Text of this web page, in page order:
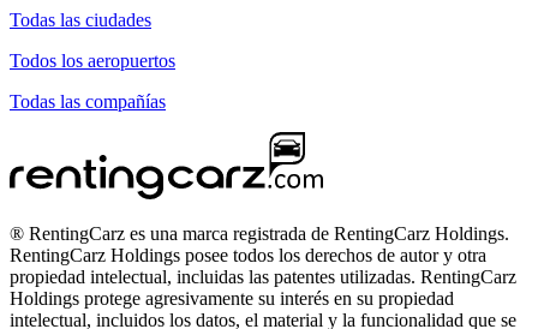
Todas las ciudades
Todos los aeropuertos
Todas las compañías
® RentingCarz es una marca registrada de RentingCarz Holdings.
RentingCarz Holdings posee todos los derechos de autor y otra
propiedad intelectual, incluidas las patentes utilizadas. RentingCarz
Holdings protege agresivamente su interés en su propiedad
intelectual, incluidos los datos, el material y la funcionalidad que se